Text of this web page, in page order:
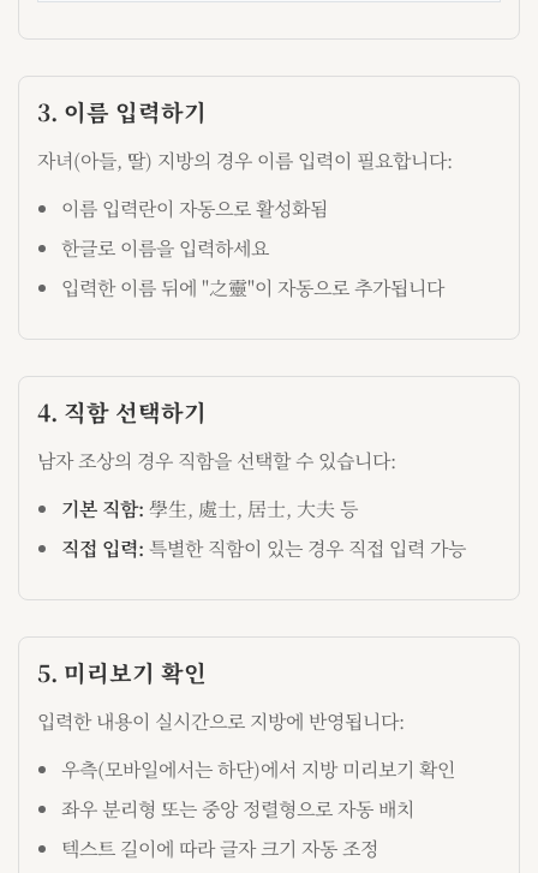
3. 이름 입력하기
자녀(아들, 딸) 지방의 경우 이름 입력이 필요합니다:
이름 입력란이 자동으로 활성화됨
한글로 이름을 입력하세요
입력한 이름 뒤에 "之靈"이 자동으로 추가됩니다
4. 직함 선택하기
남자 조상의 경우 직함을 선택할 수 있습니다:
기본 직함: 學生, 處士, 居士, 大夫 등
직접 입력: 특별한 직함이 있는 경우 직접 입력 가능
5. 미리보기 확인
입력한 내용이 실시간으로 지방에 반영됩니다:
우측(모바일에서는 하단)에서 지방 미리보기 확인
좌우 분리형 또는 중앙 정렬형으로 자동 배치
텍스트 길이에 따라 글자 크기 자동 조정